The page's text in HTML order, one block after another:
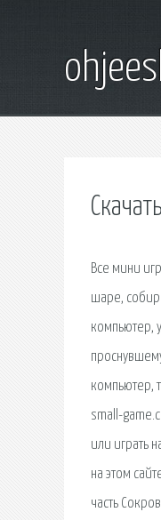
Все мини
шаре,
компьютер,
компьютер,
small-
или играть
на этом
часть